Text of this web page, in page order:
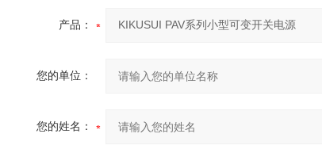
产品：
您的单位：
您的姓名：